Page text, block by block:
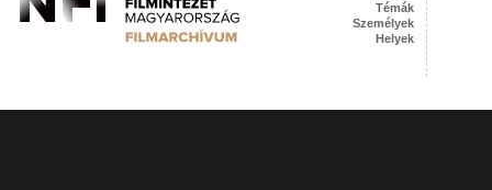
Témák
Személyek
Helyek